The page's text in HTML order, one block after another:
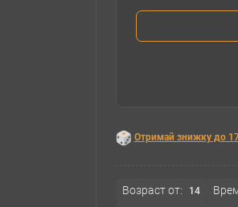
Отримай знижку до
Возраст от: 14